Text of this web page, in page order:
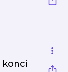
konci